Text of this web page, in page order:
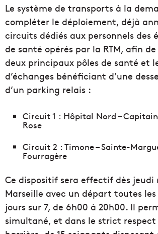
Le système de transports à la
compléter le déploiement, déjà
circuits dédiés aux personnels des
de santé opérés par la RTM, afin
deux principaux pôles de santé et
d’échanges bénéficiant d’une
d’un parking relais :
Circuit 1 : Hôpital Nord –
Rose
Circuit 2 : Timone – Sainte-
Fourragère
Ce dispositif sera effectif dès jeudi
Marseille avec un départ toutes
jours sur 7, de 6h00 à 20h00. Il
simultané, et dans le strict respect